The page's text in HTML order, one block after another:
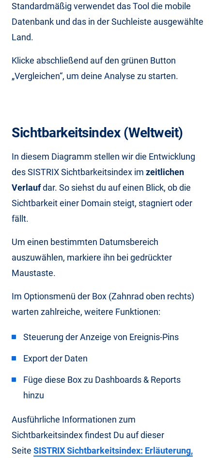
Standardmäßig verwendet das Tool die mobile
Datenbank und das in der Suchleiste ausgewählte
Land.
Klicke abschließend auf den grünen Button
„Vergleichen“, um deine Analyse zu starten.
Sichtbarkeitsindex (Weltweit)
In diesem Diagramm stellen wir die Entwicklung
des SISTRIX Sichtbarkeitsindex im zeitlichen
Verlaufdar. So siehst du auf einen Blick, ob die
Sichtbarkeit einer Domain steigt, stagniert oder
fällt.
Um einen bestimmten Datumsbereich
auszuwählen, markiere ihn bei gedrückter
Maustaste.
Im Optionsmenü der Box (Zahnrad oben rechts)
warten zahlreiche, weitere Funktionen:
Steuerung der Anzeige von Ereignis-Pins
Export der Daten
Füge diese Box zu Dashboards & Reports
hinzu
Ausführliche Informationen zum
Sichtbarkeitsindex findest Du auf dieser
Seite SISTRIX Sichtbarkeitsindex: Erläuterung,